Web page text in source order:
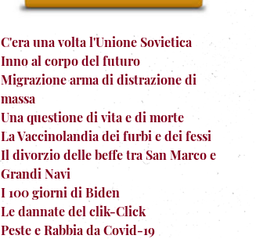
C'era una volta l'Unione Sovietica
Inno al corpo del futuro
Migrazione arma di distrazione di
massa
Una questione di vita e di morte
La Vaccinolandia dei furbi e dei fessi
Il divorzio delle beffe tra San Marco e
Grandi Navi
I 100 giorni di Biden
Le dannate del clik-Click
Peste e Rabbia da Covid-19